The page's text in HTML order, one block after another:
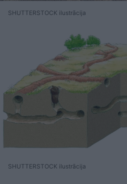
SHUTTERSTOCK ilustrācija
SHUTTERSTOCK ilustrācija